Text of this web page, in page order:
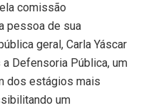
comissão
pessoa de sua
geral, Carla Yáscar
a Defensoria Pública, um
dos estágios mais
um